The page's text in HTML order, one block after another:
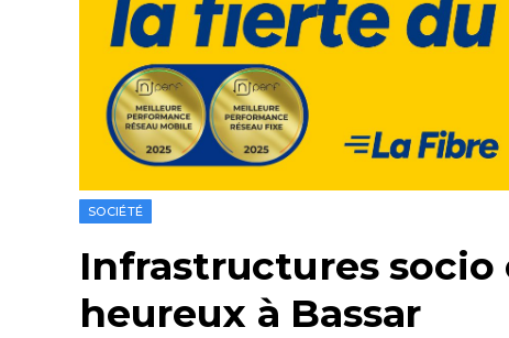
SOCIÉTÉ
Infrastructures socio
heureux à Bassar